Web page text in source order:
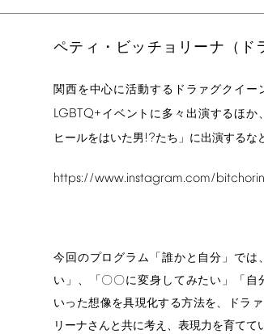
ペティ・ビッチョリーナ（ド
関西を中心に活動するドラァグクイ
LGBTQ+イベントに多々出演するほか
ヒールをはいた男 !?たち」に出演するな
https://www.instagram.com/
今回のプログラム「誰かと自分」では
い」、「〇〇に変身してみたい」「自
いった想像を具現化する方法を、ドラ
リーナさんと共に考え、表現力を育てて